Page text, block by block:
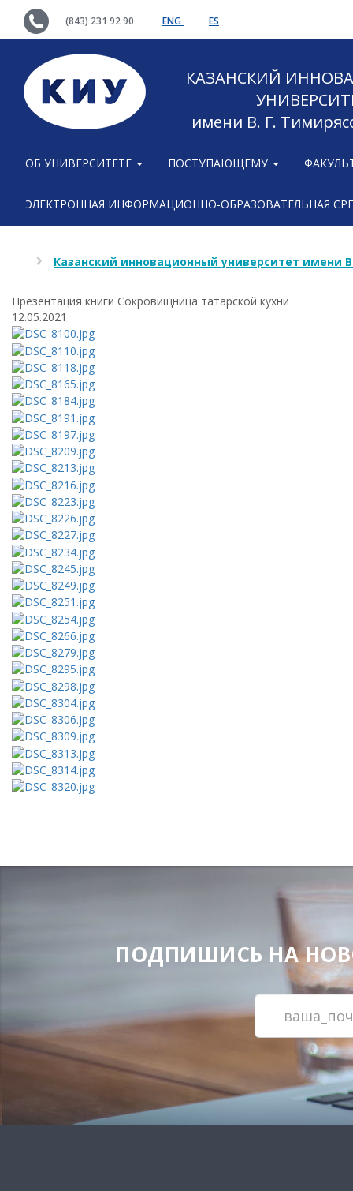
(843) 231 92 90 ENG ES
КАЗАНСКИЙ
имени В. Г.
ОБ УНИВЕРСИТЕТЕ ПОСТУПАЮЩЕМУ
ЭЛЕКТРОННАЯ ИНФОРМАЦИОННО-ОБРАЗОВАТЕЛЬНАЯ
Казанский инновационный университет имени
Презентация книги Сокровищница татарской кухни
12.05.2021
ПОДПИШИСЬ НА